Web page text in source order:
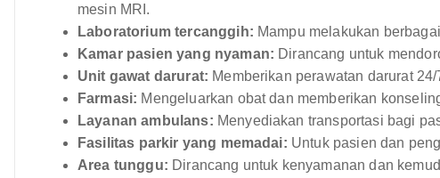
mesin MRI.
Laboratorium tercanggih: Mampu melakukan
Kamar pasien yang nyaman: Dirancang untuk
Unit gawat darurat: Memberikan perawatan darurat 24/
Farmasi: Mengeluarkan obat dan memberikan
Layanan ambulans: Menyediakan transportasi bagi
Fasilitas parkir yang memadai: Untuk pasien dan
Area tunggu: Dirancang untuk kenyamanan dan